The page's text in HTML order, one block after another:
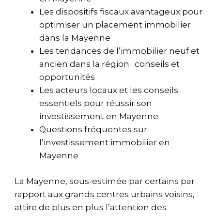
Les dispositifs fiscaux avantageux pour
optimiser un placement immobilier
dans la Mayenne
Les tendances de l’immobilier neuf et
ancien dans la région : conseils et
opportunités
Les acteurs locaux et les conseils
essentiels pour réussir son
investissement en Mayenne
Questions fréquentes sur
l’investissement immobilier en
Mayenne
La Mayenne, sous-estimée par certains par
rapport aux grands centres urbains voisins,
attire de plus en plus l’attention des